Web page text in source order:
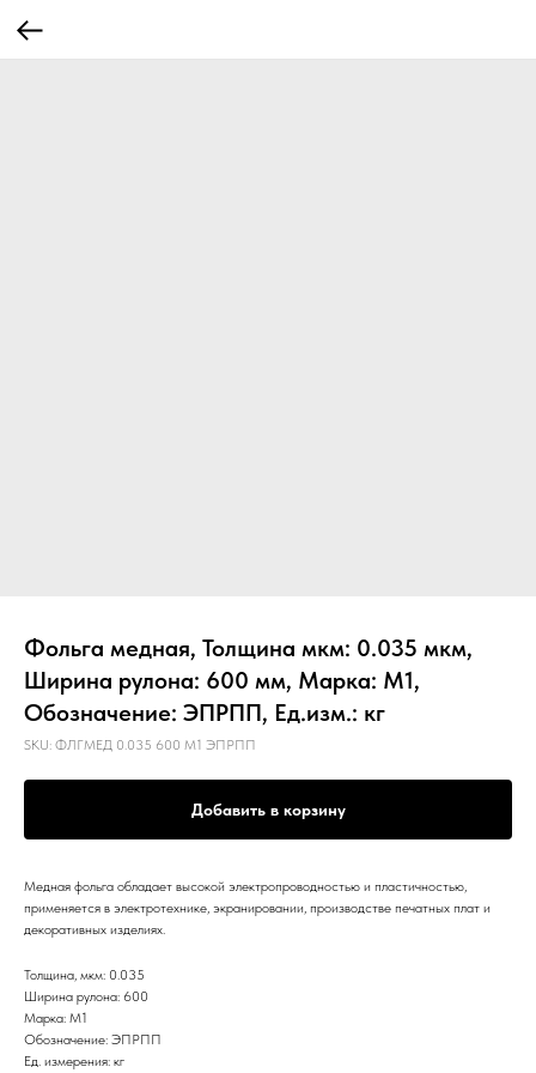
Фольга медная, Толщина мкм: 0.035 мкм,
Ширина рулона: 600 мм, Марка: М1,
Обозначение: ЭПРПП, Ед.изм.: кг
SKU: ФЛГМЕД 0.035 600 М1 ЭПРПП
Добавить в корзину
Медная фольга обладает высокой электропроводностью и пластичностью,
применяется в электротехнике, экранировании, производстве печатных плат и
декоративных изделиях.
Толщина, мкм: 0.035
Ширина рулона: 600
Марка: М1
Обозначение: ЭПРПП
Ед. измерения: кг